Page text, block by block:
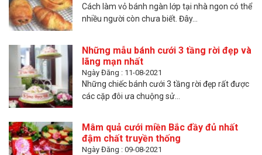
Cách làm vỏ bánh ngàn lớp tại nhà ngon có thể
nhiều người còn chưa biết. Đây...
Những mẫu bánh cưới 3 tầng rời đẹp và
lãng mạn nhất
Ngày Đăng : 11-08-2021
Những chiếc bánh cưới 3 tầng rời đẹp rất được
các cặp đôi ưa chuộng sử...
Mâm quả cưới miền Bắc đầy đủ nhất
đậm chất truyền thống
Ngày Đăng : 09-08-2021